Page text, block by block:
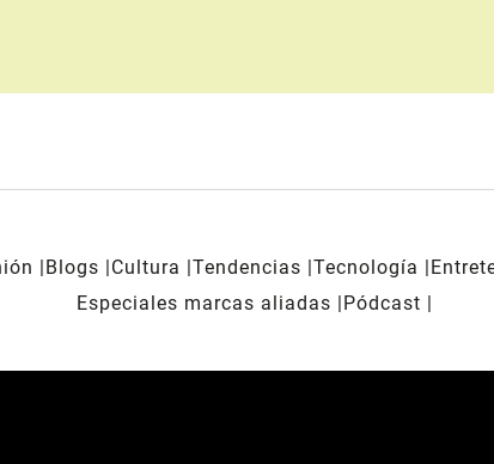
Blogs Cultura Tendencias Tecnología
Especiales marcas aliadas
Pódcast